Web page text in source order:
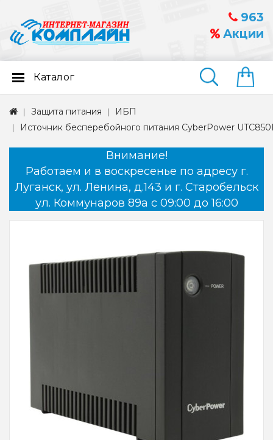
963
Акции
Найти
Каталог
Защита питания
ИБП
Источник бесперебойного питания CyberPower
Внимание!
Работаем и в воскресенье по адресу г.
Луганск, ул. Ленина, д.143 и г. Старобельск
ул. Коммунаров 89а с 09:00 до 16:00